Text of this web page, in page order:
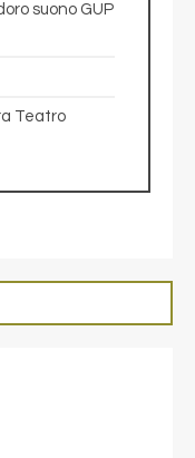
suono GUP
Teatro